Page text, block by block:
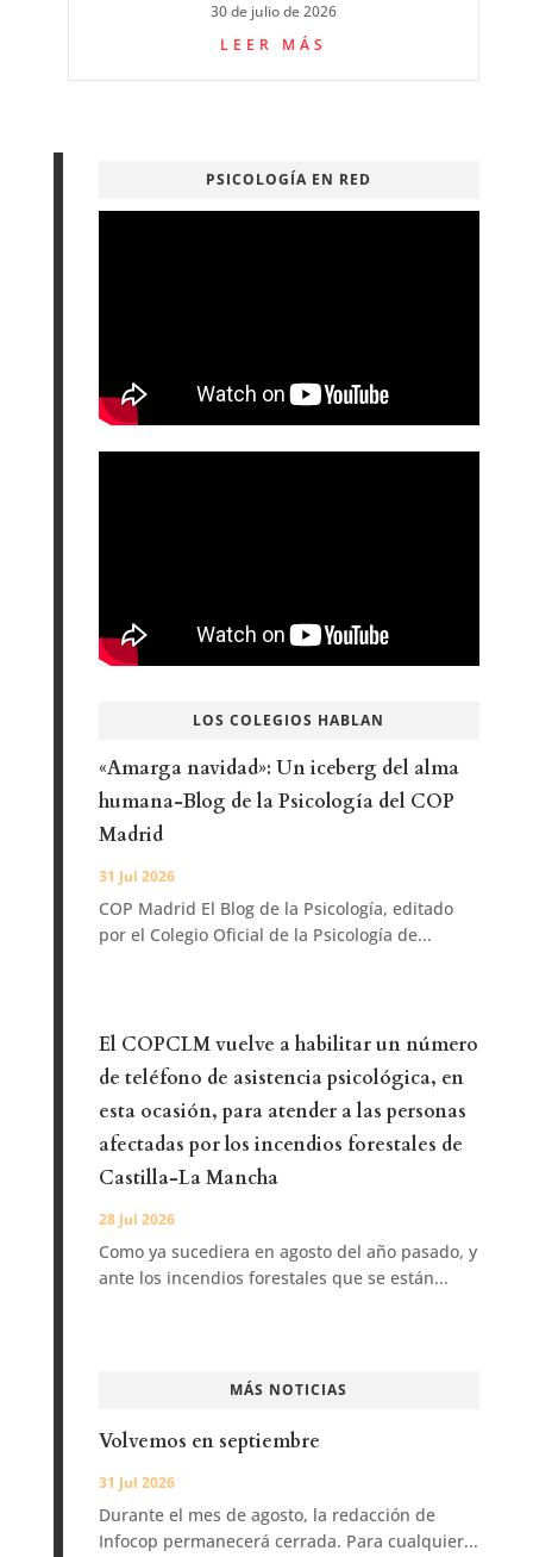
30 de julio de 2026
LEER MÁS
PSICOLOGÍA EN RED
LOS COLEGIOS HABLAN
«Amarga navidad»: Un iceberg del alma
humana-Blog de la Psicología del COP
Madrid
31 Jul 2026
COP Madrid El Blog de la Psicología, editado
por el Colegio Oficial de la Psicología de...
El COPCLM vuelve a habilitar un número
de teléfono de asistencia psicológica, en
esta ocasión, para atender a las personas
afectadas por los incendios forestales de
Castilla-La Mancha
28 Jul 2026
Como ya sucediera en agosto del año pasado, y
ante los incendios forestales que se están...
MÁS NOTICIAS
Volvemos en septiembre
31 Jul 2026
Durante el mes de agosto, la redacción de
Infocop permanecerá cerrada. Para cualquier...